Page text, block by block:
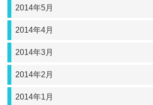
2014年5月
2014年4月
2014年3月
2014年2月
2014年1月